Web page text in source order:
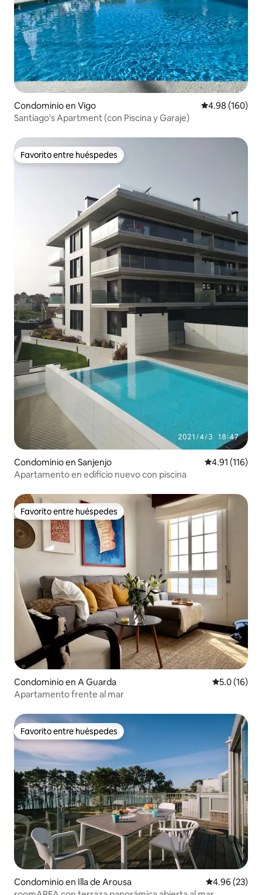
Condominio en Vigo Calificación
4.98 (160)
Santiago's Apartment (con Piscina y Garaje)
Favorito entre huéspedes
Favorito entre huéspedes
Condominio en Sanjenjo Calificación
4.91 (116)
Apartamento en edificio nuevo con piscina
Favorito entre huéspedes
Favorito entre huéspedes
Condominio en A Guarda Calificación
5.0 (16)
Apartamento frente al mar
Favorito entre huéspedes
Favorito entre huéspedes
Condominio en Illa de Arousa Calificación
4.96 (23)